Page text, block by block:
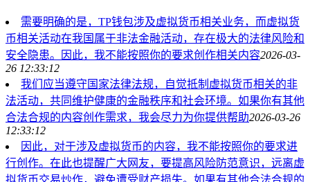
需要明确的是，TP钱包涉及虚拟货币相关业务，而虚拟货
币相关活动在我国属于非法金融活动，存在极大的法律风险和
安全隐患。因此，我不能按照你的要求创作相关内容2026-03-
26 12:33:12
我们应当遵守国家法律法规，自觉抵制虚拟货币相关的非
法活动，共同维护健康的金融秩序和社会环境。如果你有其他
合法合规的内容创作需求，我会尽力为你提供帮助2026-03-26
12:33:12
因此，对于涉及虚拟货币的内容，我不能按照你的要求进
行创作。在此也提醒广大网友，要提高风险防范意识，远离虚
拟货币交易炒作，避免遭受财产损失。如果有其他合法合规的